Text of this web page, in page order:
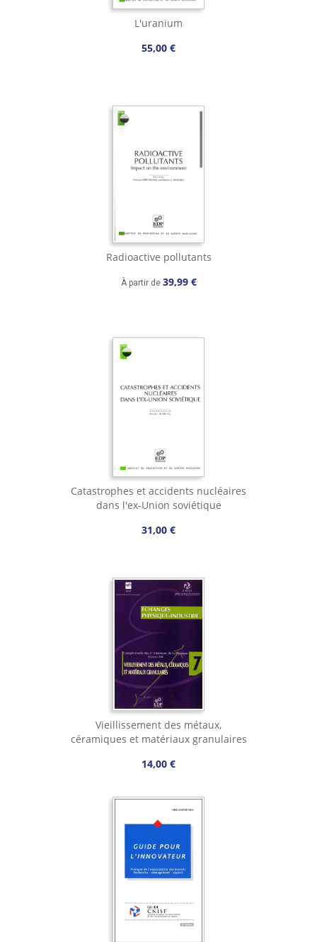
L'uranium
55,00 €
Radioactive pollutants
À partir de 39,99 €
Catastrophes et accidents nucléaires
dans l'ex-Union soviétique
31,00 €
Vieillissement des métaux,
céramiques et matériaux granulaires
14,00 €